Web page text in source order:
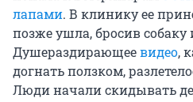
лапами. В клинику ее
позже ушла, бросив собаку
Душераздирающеевидео,
догнать ползком,
Люди начали скидывать